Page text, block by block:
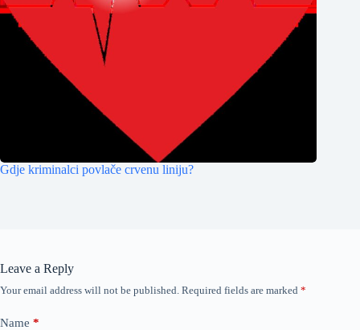
Gdje kriminalci povlače crvenu liniju?
Leave a Reply
Your email address will not be published. Required fields are marked *
Name *